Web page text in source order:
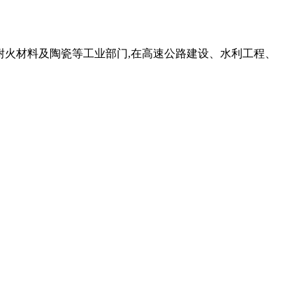
材料及陶瓷等工业部门,在高速公路建设、水利工程、